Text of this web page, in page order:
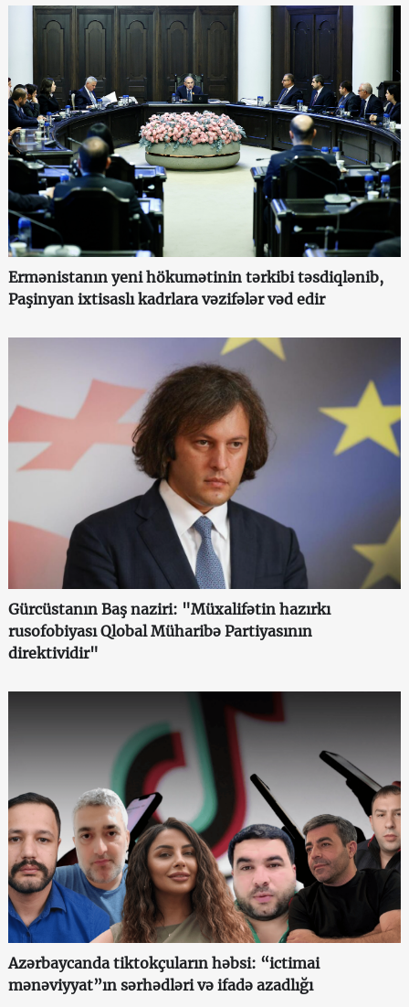
Ermənistanın yeni hökumətinin tərkibi təsdiqlənib,
Paşinyan ixtisaslı kadrlara vəzifələr vəd edir
Gürcüstanın Baş naziri: "Müxalifətin hazırkı
rusofobiyası Qlobal Müharibə Partiyasının
direktividir"
Azərbaycanda tiktokçuların həbsi: “ictimai
mənəviyyat”ın sərhədləri və ifadə azadlığı